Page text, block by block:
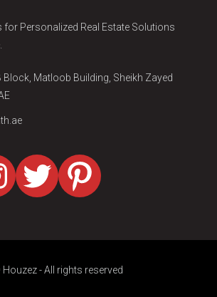
for Personalized Real Estate Solutions
Block, Matloob Building, Sheikh Zayed
TwitterPinterest
- All rights reserved